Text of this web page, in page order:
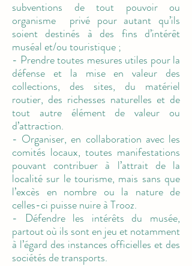
subventions de tout pouvoir ou
organisme privé pour autant qu’ils
soient destinés à des fins d’intérêt
muséal et/ou touristique ;
- Prendre toutes mesures utiles pour la
défense et la mise en valeur des
collections, des sites, du matériel
routier, des richesses naturelles et de
tout autre élément de valeur ou
d’attraction.
- Organiser, en collaboration avec les
comités locaux, toutes manifestations
pouvant contribuer à l’attrait de la
localité sur le tourisme, mais sans que
l’excès en nombre ou la nature de
celles-ci puisse nuire à Trooz.
- Défendre les intérêts du musée,
partout où ils sont en jeu et notamment
à l’égard des instances officielles et des
sociétés de transports.